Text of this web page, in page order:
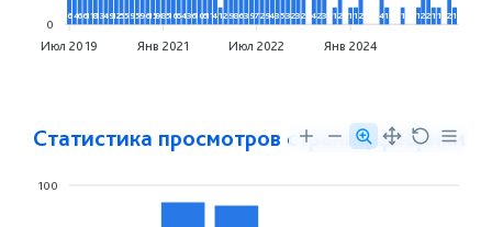
0
614661181349125595961598516643610611412986397294353232 423 12 112 41 1 12211 21
Июл 2019 Янв 2021 Июл 2022 Янв 2024
Статистика просмотров страниц фабрики
100